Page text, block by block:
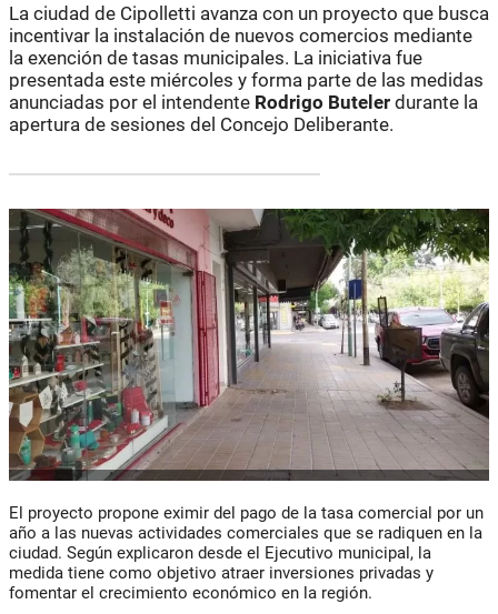
La ciudad de Cipolletti avanza con un proyecto que busca
incentivar la instalación de nuevos comercios mediante
la exención de tasas municipales. La iniciativa fue
presentada este miércoles y forma parte de las medidas
anunciadas por el intendente Rodrigo Buteler durante la
apertura de sesiones del Concejo Deliberante.
El proyecto propone eximir del pago de la tasa comercial por un
año a las nuevas actividades comerciales que se radiquen en la
ciudad. Según explicaron desde el Ejecutivo municipal, la
medida tiene como objetivo atraer inversiones privadas y
fomentar el crecimiento económico en la región.